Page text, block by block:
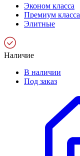
Эконом класса
Премиум класса
Элитные
Наличие
В наличии
Под заказ